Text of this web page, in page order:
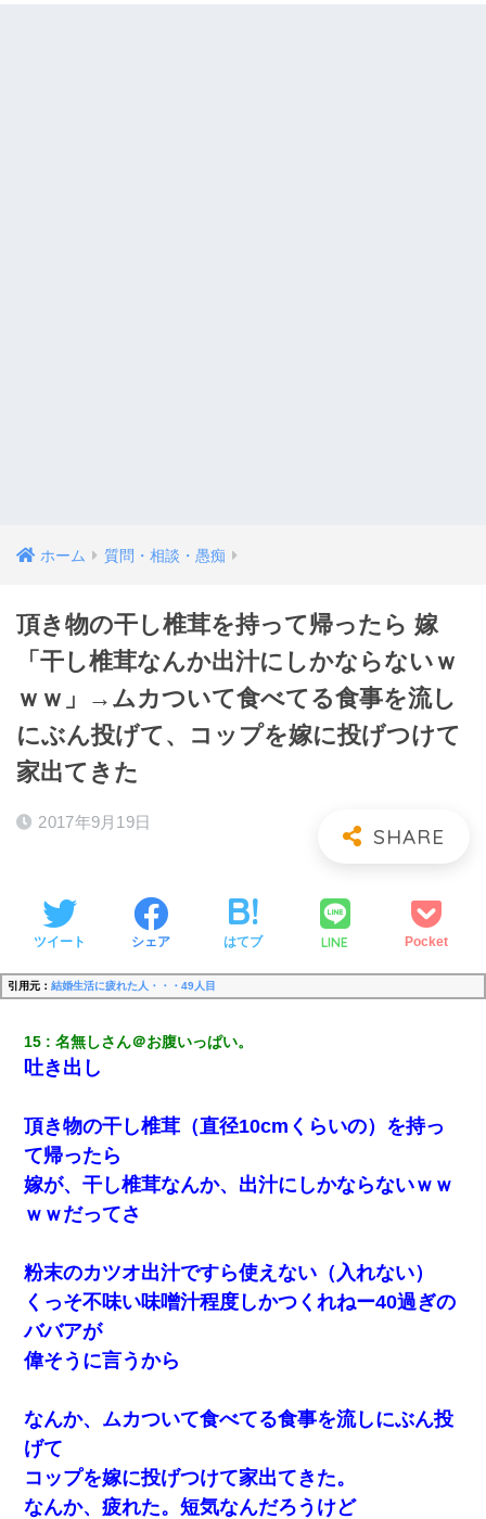
ホーム 質問・相談・愚痴
頂き物の干し椎茸を持って帰ったら 嫁
「干し椎茸なんか出汁にしかならないｗ
ｗｗ」→ムカついて食べてる食事を流し
にぶん投げて、コップを嫁に投げつけて
家出てきた
2017年9月19日
ツイート シェア はてブ LINE Pocket
引用元： 結婚生活に疲れた人・・・49人目
15 名無しさん＠お腹いっぱい。
吐き出し
頂き物の干し椎茸（直径10cmくらいの）を持っ
て帰ったら
嫁が、干し椎茸なんか、出汁にしかならないｗｗ
ｗｗだってさ
粉末のカツオ出汁ですら使えない（入れない）
くっそ不味い味噌汁程度しかつくれねー40過ぎの
ババアが
偉そうに言うから
なんか、ムカついて食べてる食事を流しにぶん投
げて
コップを嫁に投げつけて家出てきた。
なんか、疲れた。短気なんだろうけど